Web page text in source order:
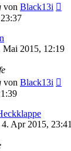
von Black13i
Mai 2015, 12:19
von Black13i
4. Apr 2015, 23:41